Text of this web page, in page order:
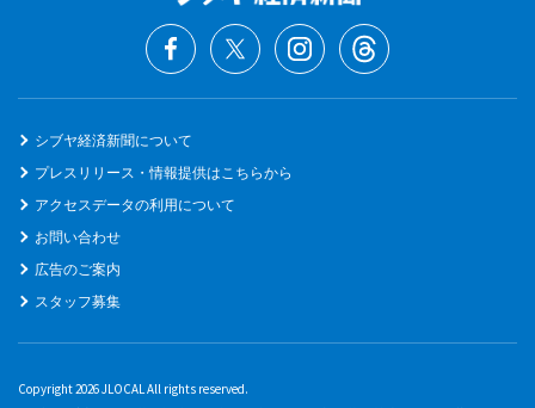
シブヤ経済新聞について
プレスリリース・情報提供はこちらから
アクセスデータの利用について
お問い合わせ
広告のご案内
スタッフ募集
Copyright 2026 JLOCAL All rights reserved.